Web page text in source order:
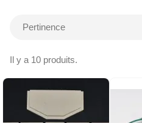
Il y a 10 produits.
Pertinence